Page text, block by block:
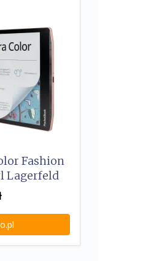
Fashion
Lagerfeld